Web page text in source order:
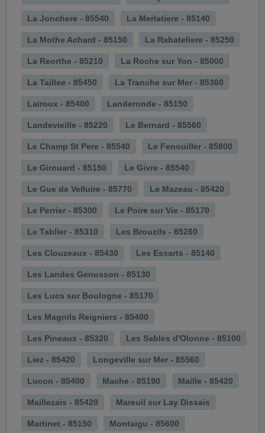
La Jonchere - 85540 La Merlatiere - 85140
La Mothe Achard - 85150 La Rabateliere - 85250
La Reorthe - 85210 La Roche sur Yon - 85000
La Taillee - 85450 La Tranche sur Mer - 85360
Lairoux - 85400 Landeronde - 85150
Landevieille - 85220 Le Bernard - 85560
Le Champ St Pere - 85540 Le Fenouiller - 85800
Le Girouard - 85150 Le Givre - 85540
Le Gue de Velluire - 85770 Le Mazeau - 85420
Le Perrier - 85300 Le Poire sur Vie - 85170
Le Tablier - 85310 Les Brouzils - 85260
Les Clouzeaux - 85430 Les Essarts - 85140
Les Landes Genusson - 85130
Les Lucs sur Boulogne - 85170
Les Magnils Reigniers - 85400
Les Pineaux - 85320 Les Sables d'Olonne - 85100
Liez - 85420 Longeville sur Mer - 85560
Lucon - 85400 Mache - 85190 Maille - 85420
Maillezais - 85420 Mareuil sur Lay Dissais
Martinet - 85150 Montaigu - 85600